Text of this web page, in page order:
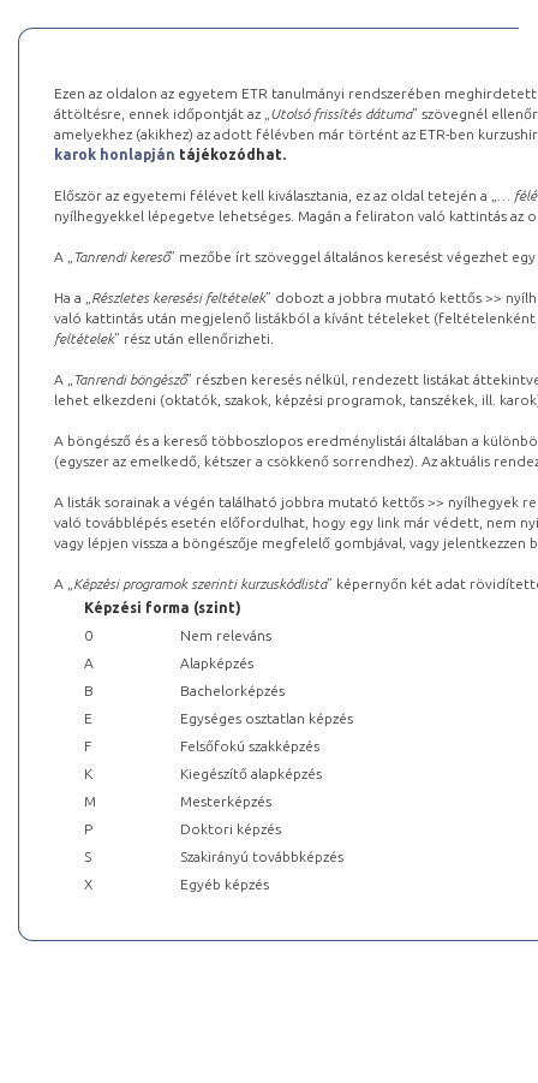
Ezen az oldalon az egyetem ETR tanulmányi rendszerében
áttöltésre, ennek időpontját az „ Utolsó frissítés dátuma” szövegnél
amelyekhez (akikhez) az adott félévben már történt az ETR-ben
karok honlapján tájékozódhat.
Először az egyetemi félévet kell kiválasztania, ez az oldal tetején a „
…
nyílhegyekkel lépegetve lehetséges. Magán a feliraton való kattintás az
A „ Tanrendi kereső” mezőbe írt szöveggel általános keresést végezhet
Ha a „ Részletes keresési feltételek” dobozt a jobbra mutató kettős >>
való kattintás után megjelenő listákból a kívánt tételeket (feltételenként
feltételek” rész után ellenőrizheti.
A „ Tanrendi böngésző” részben keresés nélkül, rendezett listákat
lehet elkezdeni (oktatók, szakok, képzési programok, tanszékek, ill.
A böngésző és a kereső többoszlopos eredménylistái általában a
(egyszer az emelkedő, kétszer a csökkenő sorrendhez). Az aktuális
A listák sorainak a végén található jobbra mutató kettős >> nyílhegyek
való továbblépés esetén előfordulhat, hogy egy link már védett, nem
vagy lépjen vissza a böngészője megfelelő gombjával, vagy
A „ Képzési programok szerinti kurzuskódlista” képernyőn két adat
Képzési forma (szint)
0
Nem releváns
A
Alapképzés
B
Bachelorképzés
E
Egységes osztatlan képzés
F
Felsőfokú szakképzés
K
Kiegészítő alapképzés
M
Mesterképzés
P
Doktori képzés
S
Szakirányú továbbképzés
X
Egyéb képzés